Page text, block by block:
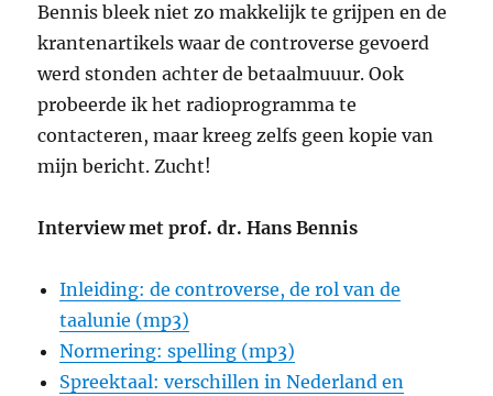
Bennis bleek niet zo makkelijk te grijpen en de
krantenartikels waar de controverse gevoerd
werd stonden achter de betaalmuuur. Ook
probeerde ik het radioprogramma te
contacteren, maar kreeg zelfs geen kopie van
mijn bericht. Zucht!
Interview met prof. dr. Hans Bennis
Inleiding: de controverse, de rol van de
taalunie (mp3)
Normering: spelling (mp3)
Spreektaal: verschillen in Nederland en